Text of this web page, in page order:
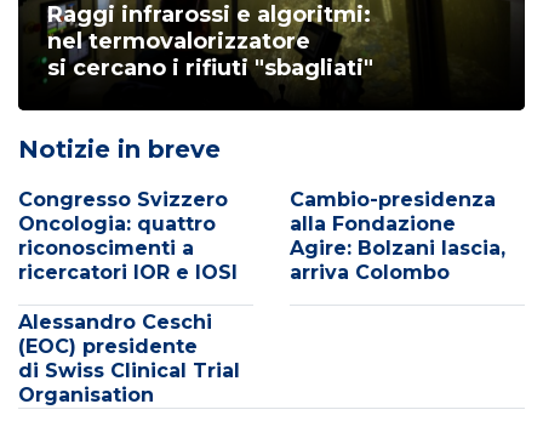
Raggi infrarossi e algoritmi:
nel termovalorizzatore
si cercano i rifiuti "sbagliati"
Notizie in breve
Congresso Svizzero
Oncologia: quattro
riconoscimenti a
ricercatori IOR e IOSI
Cambio-presidenza
alla Fondazione
Agire: Bolzani lascia,
arriva Colombo
Alessandro Ceschi
(EOC) presidente
di Swiss Clinical Trial
Organisation